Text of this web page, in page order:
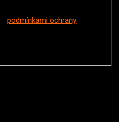
spodmínkami ochrany